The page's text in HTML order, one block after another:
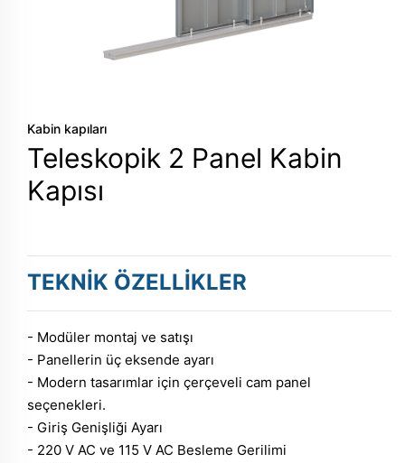
Kabin kapıları
Teleskopik 2 Panel Kabin
Kapısı
TEKNİK ÖZELLİKLER
- Modüler montaj ve satışı
- Panellerin üç eksende ayarı
- Modern tasarımlar için çerçeveli cam panel
seçenekleri.
- Giriş Genişliği Ayarı
- 220 V AC ve 115 V AC Besleme Gerilimi